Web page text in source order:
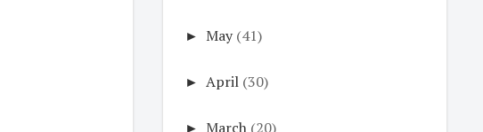
► May (41)
► April (30)
► March (20)